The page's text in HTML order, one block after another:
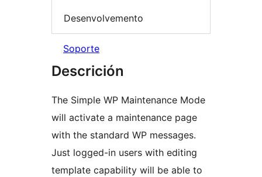
Desenvolvemento
Soporte
Descrición
The Simple WP Maintenance Mode
will activate a maintenance page
with the standard WP messages.
Just logged-in users with editing
template capability will be able to